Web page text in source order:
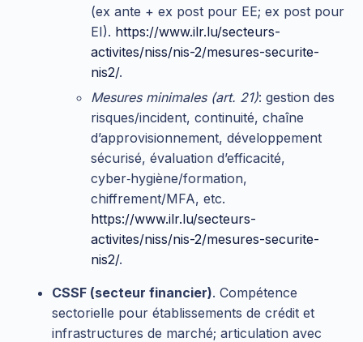
(ex ante + ex post pour EE; ex post pour
EI). https://www.ilr.lu/secteurs-
activites/niss/nis-2/mesures-securite-
nis2/.
Mesures minimales (art. 21): gestion des
risques/incident, continuité, chaîne
d’approvisionnement, développement
sécurisé, évaluation d’efficacité,
cyber‑hygiène/formation,
chiffrement/MFA, etc.
https://www.ilr.lu/secteurs-
activites/niss/nis-2/mesures-securite-
nis2/.
CSSF (secteur financier). Compétence
sectorielle pour établissements de crédit et
infrastructures de marché; articulation avec